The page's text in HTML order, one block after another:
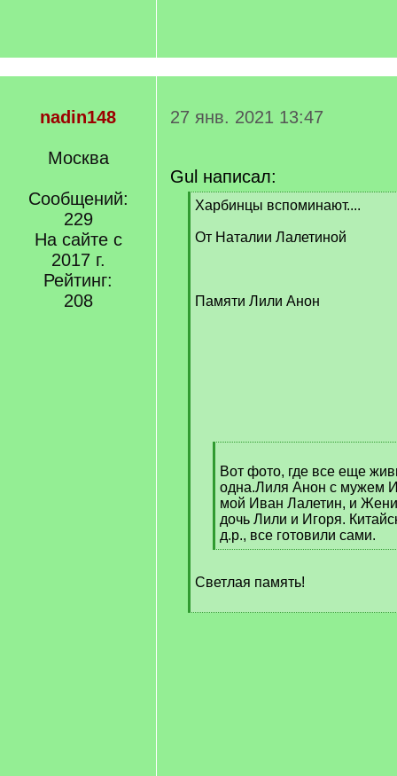
nadin148
Москва
Сообщений:
229
На сайте с
2017 г.
Рейтинг:
208
27 янв. 2021 13:47
Gul написал:
[
]
Харбинцы вспоминают....
От Наталии Лалетиной
Памяти Лили Анон
q
]
Вот фото, где все еще
одна.Лиля Анон с мужем
мой Иван Лалетин, и
дочь Лили и Игоря.
д.р., все готовили сами.
[
q
Светлая память!
[